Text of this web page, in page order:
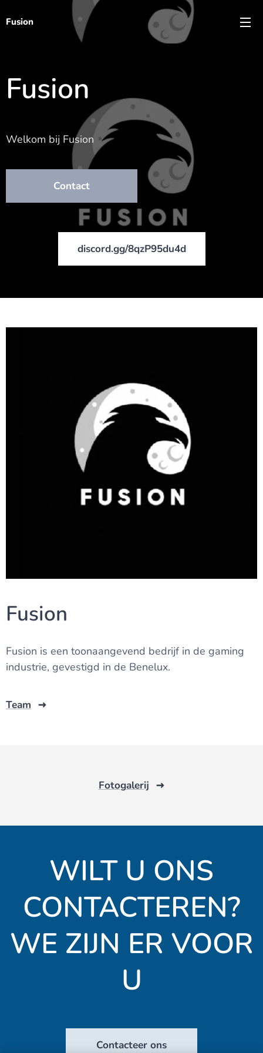
Fusion
Fusion
Welkom bij Fusion
Contact
discord.gg/8qzP95du4d
Fusion
Fusion is een toonaangevend bedrijf in de gaming
industrie, gevestigd in de Benelux.
Team
Fotogalerij
WILT U ONS
CONTACTEREN?
WE ZIJN ER VOOR
U
Contacteer ons